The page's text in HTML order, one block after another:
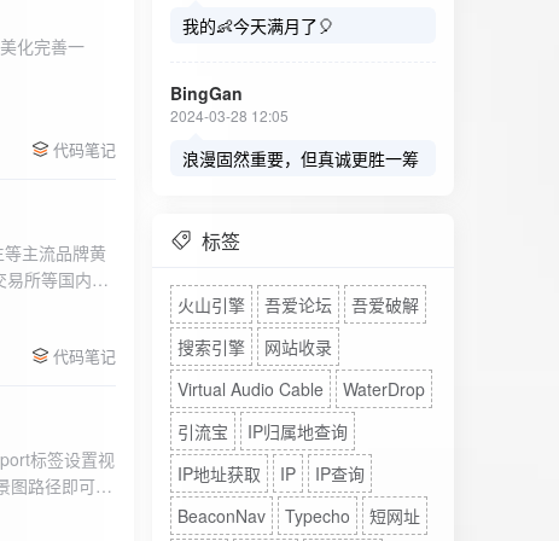
置的监测间
失败，会进
次对网址进
自动滚动到最
化完善一
代码笔记
主流品牌黄
易所等国内黄
代码笔记
标签设置视
图路径即可。
我的👶今天满月了🎈
BingGan
2024-03-28 12:05
浪漫固然重要，但真诚更胜一筹
标签
火山引擎 吾爱论坛
吾爱破解
搜索引擎
网站收录
Virtual Audio Cable
WaterDrop
引流宝
IP归属地查询
IP地址获取
IP
IP查询
BeaconNav
Typecho
短网址